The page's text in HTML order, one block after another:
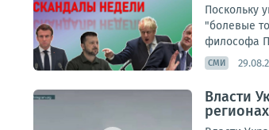
Поскольку
"болевые
философа
СМИ
Власти